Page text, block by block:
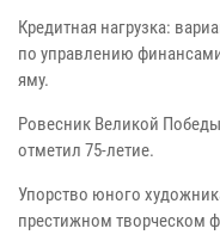
Кредитная нагрузка:
по управлению
яму.
Ровесник Великой
отметил 75-летие.
Упорство юного
престижном творческом